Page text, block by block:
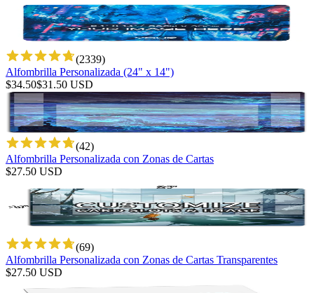
(2339)
Alfombrilla Personalizada (24" x 14")
$34.50$31.50 USD
(42)
Alfombrilla Personalizada con Zonas de Cartas
$27.50 USD
(69)
Alfombrilla Personalizada con Zonas de Cartas Transparentes
$27.50 USD